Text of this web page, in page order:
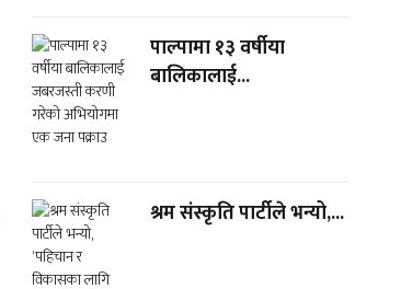
पाल्पामा १३ वर्षीया
बालिकालाई...
श्रम संस्कृति पार्टीले भन्यो,...